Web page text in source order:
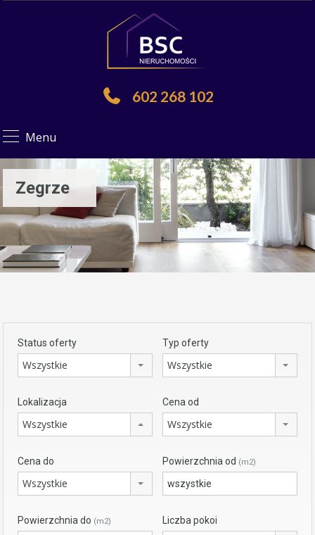
602 268 102
Menu
Zegrze
Status oferty
Wszystkie
Typ oferty
Wszystkie
Lokalizacja
Wszystkie
Cena od
Wszystkie
Cena do
Wszystkie
Powierzchnia od (m2)
Powierzchnia do (m2) Liczba pokoi